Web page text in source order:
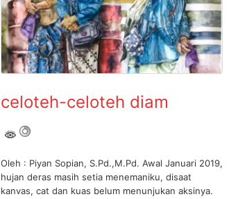
celoteh-celoteh diam
Oleh : Piyan Sopian, S.Pd.,M.Pd. Awal Januari 2019,
hujan deras masih setia menemaniku, disaat
kanvas, cat dan kuas belum menunjukan aksinya.